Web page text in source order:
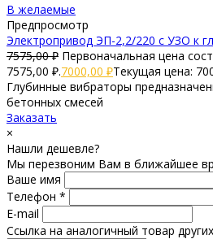
В желаемые
Предпросмотр
Электропривод ЭП-2,2/220 с УЗО к
7575,00₽ Первоначальная цена
7575,00 ₽.7000,00 ₽Текущая цена:
Глубинные вибраторы
бетонных смесей
Заказать
×
Нашли дешевле?
Мы перезвоним Вам в ближайшее
Ваше имя
Телефон *
E-mail
Ссылка на аналогичный товар